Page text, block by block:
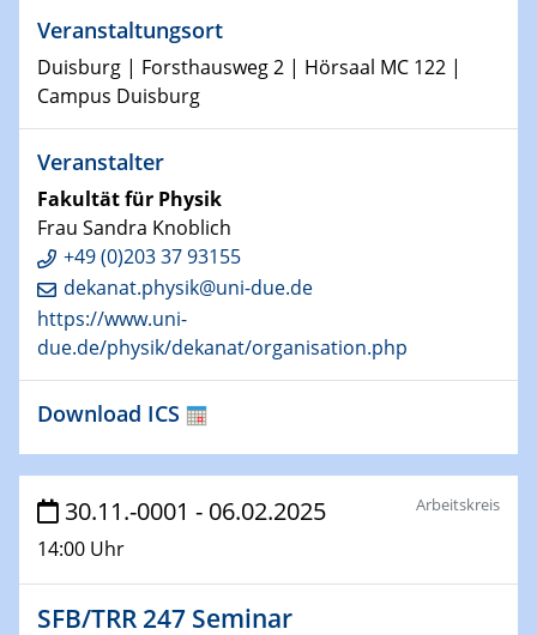
interfaces
22.01.2025
HyMission Short Talks
Physikalisches Kolloquium
Decoding mRNA translation: Computational and
experimental approaches to understanding gene
expression
29.01.2025
30.01.2025
WIN & CENIDE Seminar Series on 2D-
MATURE
Talk Prof. Erwin Reisner
Veranstaltungsort
Duisburg | Forsthausweg 2 | Hörsaal MC 122 |
Campus Duisburg
Veranstalter
Fakultät für Physik
Frau Sandra Knoblich
+49 (0)203 37 93155
dekanat.physik@uni-due.de
https://www.uni-
due.de/physik/dekanat/organisation.php
Download ICS
30.11.-0001 - 06.02.2025
14:00 Uhr
Arbeitskreis
SFB/TRR 247 Seminar